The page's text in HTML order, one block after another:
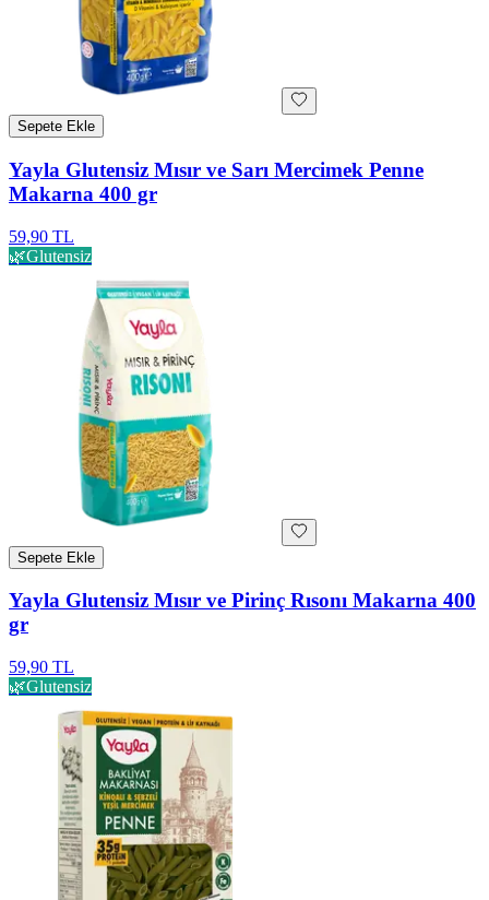
Sepete Ekle
Yayla Glutensiz Mısır ve Sarı Mercimek Penne
Makarna 400 gr
59,90 TL
🌿Glutensiz
Sepete Ekle
Yayla Glutensiz Mısır ve Pirinç Rısonı Makarna 400
gr
59,90 TL
🌿Glutensiz